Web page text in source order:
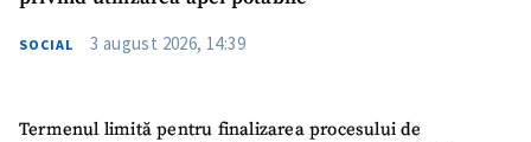
SOCIAL 3 august 2026, 14:39
Termenul limită pentru finalizarea procesului de